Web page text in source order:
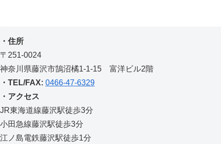
・住所
〒251-0024
神奈川県藤沢市鵠沼橘1-1-15 富洋ビル2階
・TEL/FAX: 0466-47-6329
・アクセス
JR東海道線藤沢駅徒歩3分
小田急線藤沢駅徒歩3分
江ノ島電鉄藤沢駅徒歩1分